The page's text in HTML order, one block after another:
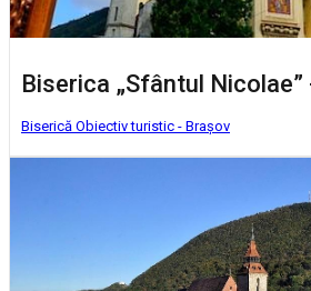
Biserica „Sfântul
Biserică Obiectiv turistic - Brașov